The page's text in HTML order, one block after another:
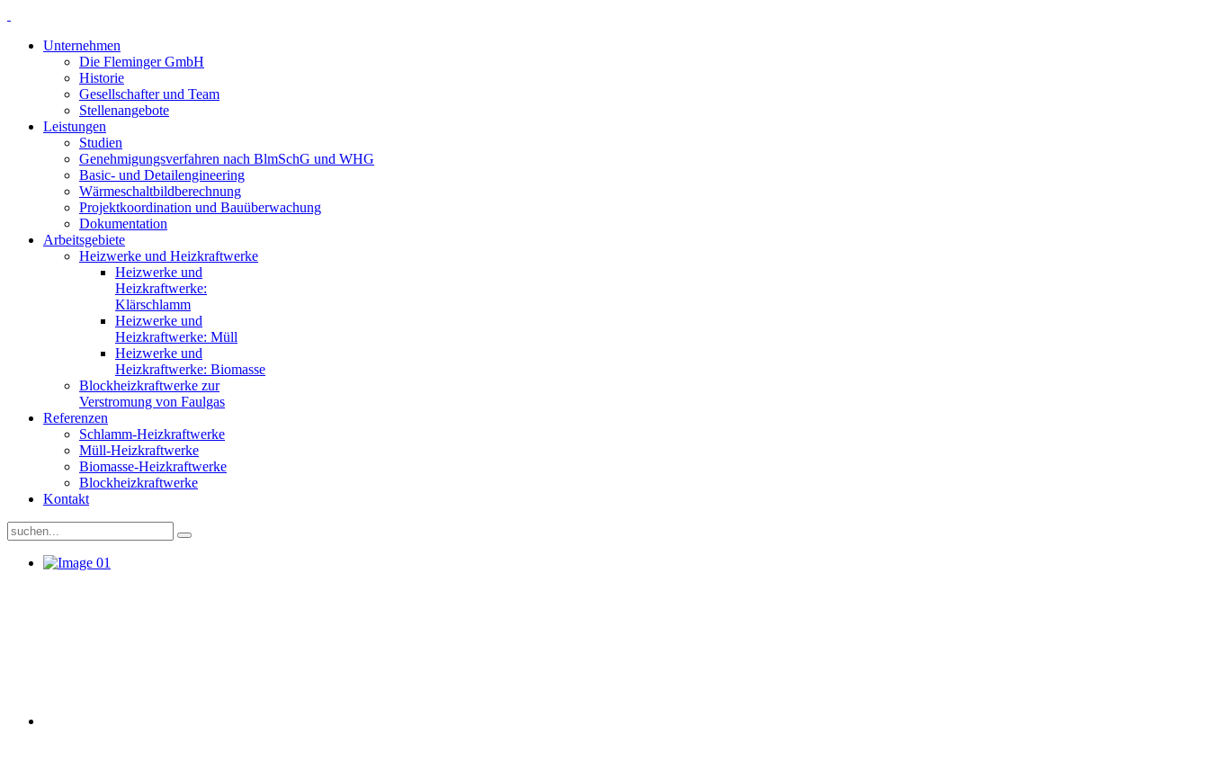
Unternehmen
Die Fleminger GmbH
Historie
Gesellschafter und Team
Stellenangebote
Leistungen
Studien
Genehmigungsverfahren nach BlmSchG und WHG
Basic- und Detailengineering
Wärmeschaltbildberechnung
Projektkoordination und Bauüberwachung
Dokumentation
Arbeitsgebiete
Heizwerke und Heizkraftwerke
Heizwerke und
Heizkraftwerke:
Klärschlamm
Heizwerke und
Heizkraftwerke: Müll
Heizwerke und
Heizkraftwerke: Biomasse
Blockheizkraftwerke zur
Verstromung von Faulgas
Referenzen
Schlamm-Heizkraftwerke
Müll-Heizkraftwerke
Biomasse-Heizkraftwerke
Blockheizkraftwerke
Kontakt